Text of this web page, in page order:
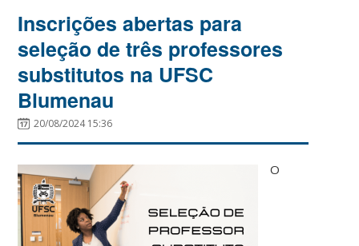
Inscrições abertas para
seleção de três professores
substitutos na UFSC
Blumenau
20/08/2024 15:36
O